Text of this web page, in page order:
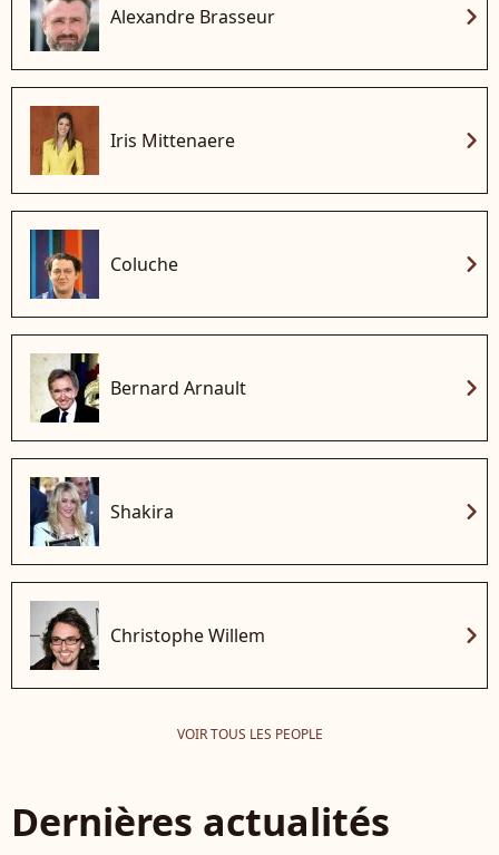
Alexandre Brasseur chevron_right
Iris Mittenaere chevron_right
Coluche chevron_right
Bernard Arnault chevron_right
Shakira chevron_right
Christophe Willem chevron_right
VOIR TOUS LES PEOPLE
Dernières actualités